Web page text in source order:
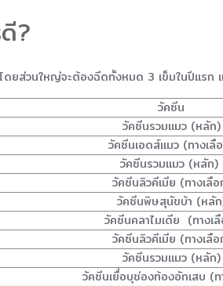
?
ยส่วนใหญ่จะต้องฉีดทั้งหมด 3 เข็มในปีแร
วัคซีน
วัคซีนรวมแมว (หลัก)
วัคซีนเอดส์แมว (ทางเลื
วัคซีนรวมแมว (หลัก)
วัคซีนลิวคีเมีย (ทางเลื
วัคซีนพิษสุนัขบ้า (หลั
วัคซีนคลาไมเดีย (ทางเ
วัคซีนลิวคีเมีย (ทางเลื
วัคซีนรวมแมว (หลัก)
วัคซีนเยื่อบุช่องท้องอักเสบ (ท